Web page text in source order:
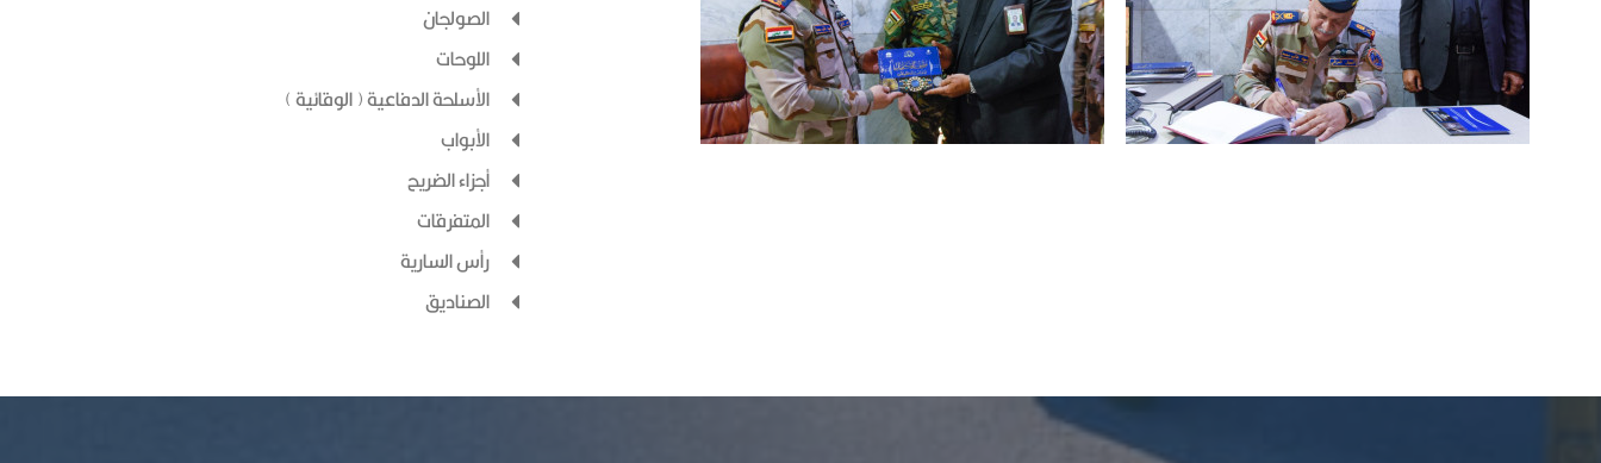
الصولجان
اللوحات
الأسلحة الدفاعية ( الوقائية )
الأبواب
أجزاء الضريح
المتفرقات
رأس السارية
الصناديق